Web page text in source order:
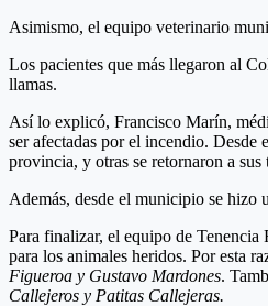
Asimismo, el equipo veterinario
Los pacientes que más llegaron al
llamas.
Así lo explicó, Francisco Marín,
ser afectadas por el incendio. Desde
provincia, y otras se retornaron a
Además, desde el municipio se hizo
Para finalizar, el equipo de
para los animales heridos. Por esta
Figueroa y Gustavo Mardones.
Callejeros y Patitas Callejeras.